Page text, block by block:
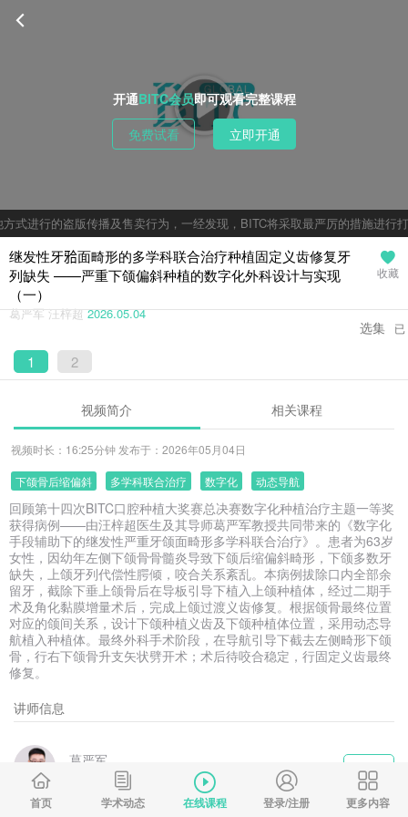
开通BITC会员即可观看完整课程
免费试看
立即开通
行的盗版传播及售卖行为，一经发现，BITC将采取最严厉的措施进行
继发性牙𬌗面畸形的多学科联合治疗种植固定义齿修复牙
列缺失 ——严重下颌偏斜种植的数字化外科设计与实现
（一）
葛严军 汪梓超2026.05.04
收藏
选集 已
完结 | 共 集
1 2
视频简介 相关课程
视频时长：16:25分钟 发布于：2026年05月04日
下颌骨后缩偏斜 多学科联合治疗 数字化 动态导航
回顾第十四次BITC口腔种植大奖赛总决赛数字化种植治疗主题一等奖
获得病例——由汪梓超医生及其导师葛严军教授共同带来的《数字化
手段辅助下的继发性严重牙颌面畸形多学科联合治疗》。患者为63岁
女性，因幼年左侧下颌骨骨髓炎导致下颌后缩偏斜畸形，下颌多数牙
缺失，上颌牙列代偿性腭倾，咬合关系紊乱。本病例拔除口内全部余
留牙，截除下垂上颌骨后在导板引导下植入上颌种植体，经过二期手
术及角化黏膜增量术后，完成上颌过渡义齿修复。根据颌骨最终位置
对应的颌间关系，设计下颌种植义齿及下颌种植体位置，采用动态导
航植入种植体。最终外科手术阶段，在导航引导下截去左侧畸形下颌
骨，行右下颌骨升支矢状劈开术；术后待咬合稳定，行固定义齿最终
修复。
讲师信息
葛严军
口腔修复学博士 副主任医师
首页 学术动态 在线课程 登录/注册 更多内容